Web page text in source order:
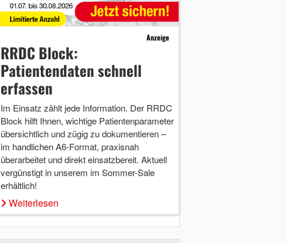
Anzeige
RRDC Block:
Patientendaten schnell
erfassen
Im Einsatz zählt jede Information. Der RRDC
Block hilft Ihnen, wichtige Patientenparameter
übersichtlich und zügig zu dokumentieren –
im handlichen A6-Format, praxisnah
überarbeitet und direkt einsatzbereit. Aktuell
vergünstigt in unserem im Sommer-Sale
erhältlich!
Weiterlesen